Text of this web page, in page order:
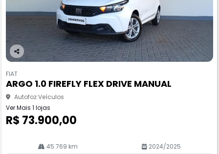
Co
pa
rtil
he
FIAT
ARGO 1.0 FIREFLY FLEX DRIVE MANUAL
Autofoz Veículos
Ver Mais 1 lojas
R$ 73.900,00
45.769 km 2024/2025